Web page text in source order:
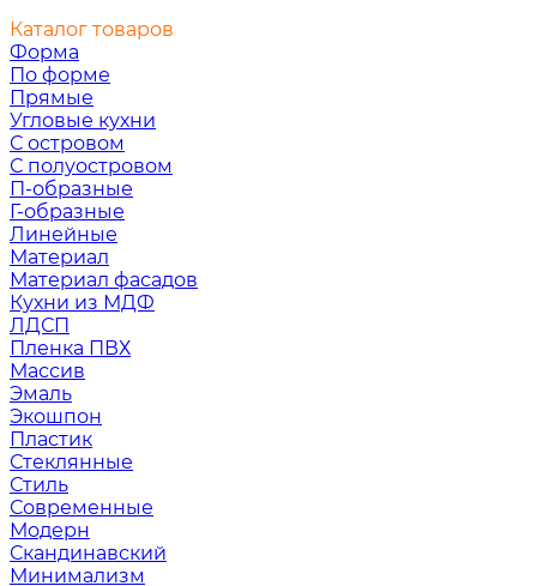
Каталог товаров
Форма
По форме
Прямые
Угловые кухни
С островом
С полуостровом
П-образные
Г-образные
Линейные
Материал
Материал фасадов
Кухни из МДФ
ЛДСП
Пленка ПВХ
Массив
Эмаль
Экошпон
Пластик
Стеклянные
Стиль
Современные
Модерн
Скандинавский
Минимализм